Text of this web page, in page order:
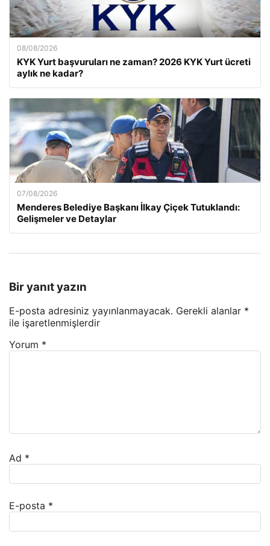
08/08/2026
KYK Yurt başvuruları ne zaman? 2026 KYK Yurt ücreti
aylık ne kadar?
07/08/2026
Menderes Belediye Başkanı İlkay Çiçek Tutuklandı:
Gelişmeler ve Detaylar
Bir yanıt yazın
E-posta adresiniz yayınlanmayacak. Gerekli alanlar *
ile işaretlenmişlerdir
Yorum *
Ad *
E-posta *